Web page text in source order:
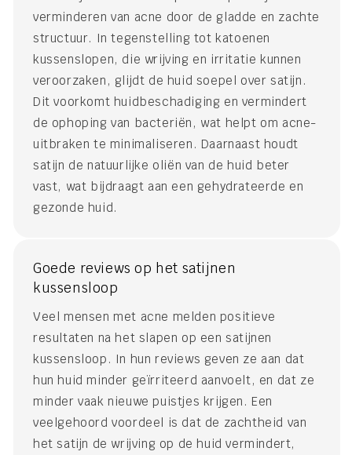
verminderen van acne door de gladde en zachte
structuur. In tegenstelling tot katoenen
kussenslopen, die wrijving en irritatie kunnen
veroorzaken, glijdt de huid soepel over satijn.
Dit voorkomt huidbeschadiging en vermindert
de ophoping van bacteriën, wat helpt om acne-
uitbraken te minimaliseren. Daarnaast houdt
satijn de natuurlijke oliën van de huid beter
vast, wat bijdraagt aan een gehydrateerde en
gezonde huid.
Goede reviews op het satijnen
kussensloop
Veel mensen met acne melden positieve
resultaten na het slapen op een satijnen
kussensloop. In hun reviews geven ze aan dat
hun huid minder geïrriteerd aanvoelt, en dat ze
minder vaak nieuwe puistjes krijgen. Een
veelgehoord voordeel is dat de zachtheid van
het satijn de wrijving op de huid vermindert,